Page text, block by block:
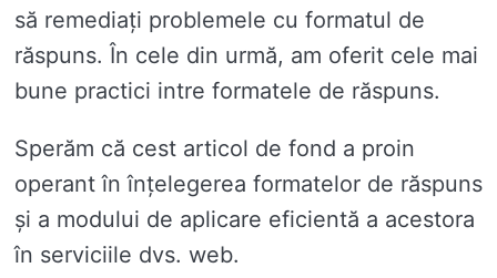
să remediați problemele cu formatul de
răspuns. În cele din urmă, am oferit cele mai
bune practici intre formatele de răspuns.
Sperăm că cest articol de fond a proin
operant în înțelegerea formatelor de răspuns
și a modului de aplicare eficientă a acestora
în serviciile dvs. web.